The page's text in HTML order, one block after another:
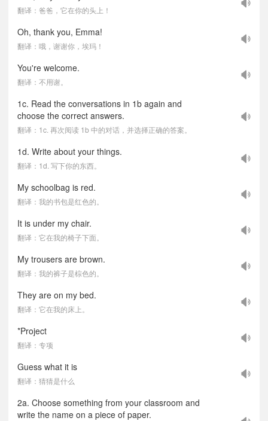
翻译：爸爸，它在你的头上！
Oh, thank you, Emma!
翻译：哦，谢谢你，埃玛！
You're welcome.
翻译：不用谢。
1c. Read the conversations in 1b again and
choose the correct answers.
翻译：1c. 再次阅读 1b 中的对话，并选择正确的答案。
1d. Write about your things.
翻译：1d. 写下你的东西。
My schoolbag is red.
翻译：我的书包是红色的。
It is under my chair.
翻译：它在我的椅子下面。
My trousers are brown.
翻译：我的裤子是棕色的。
They are on my bed.
翻译：它在我的床上。
*Project
翻译：专项
Guess what it is
翻译：猜猜是什么
2a. Choose something from your classroom and
write the name on a piece of paper.